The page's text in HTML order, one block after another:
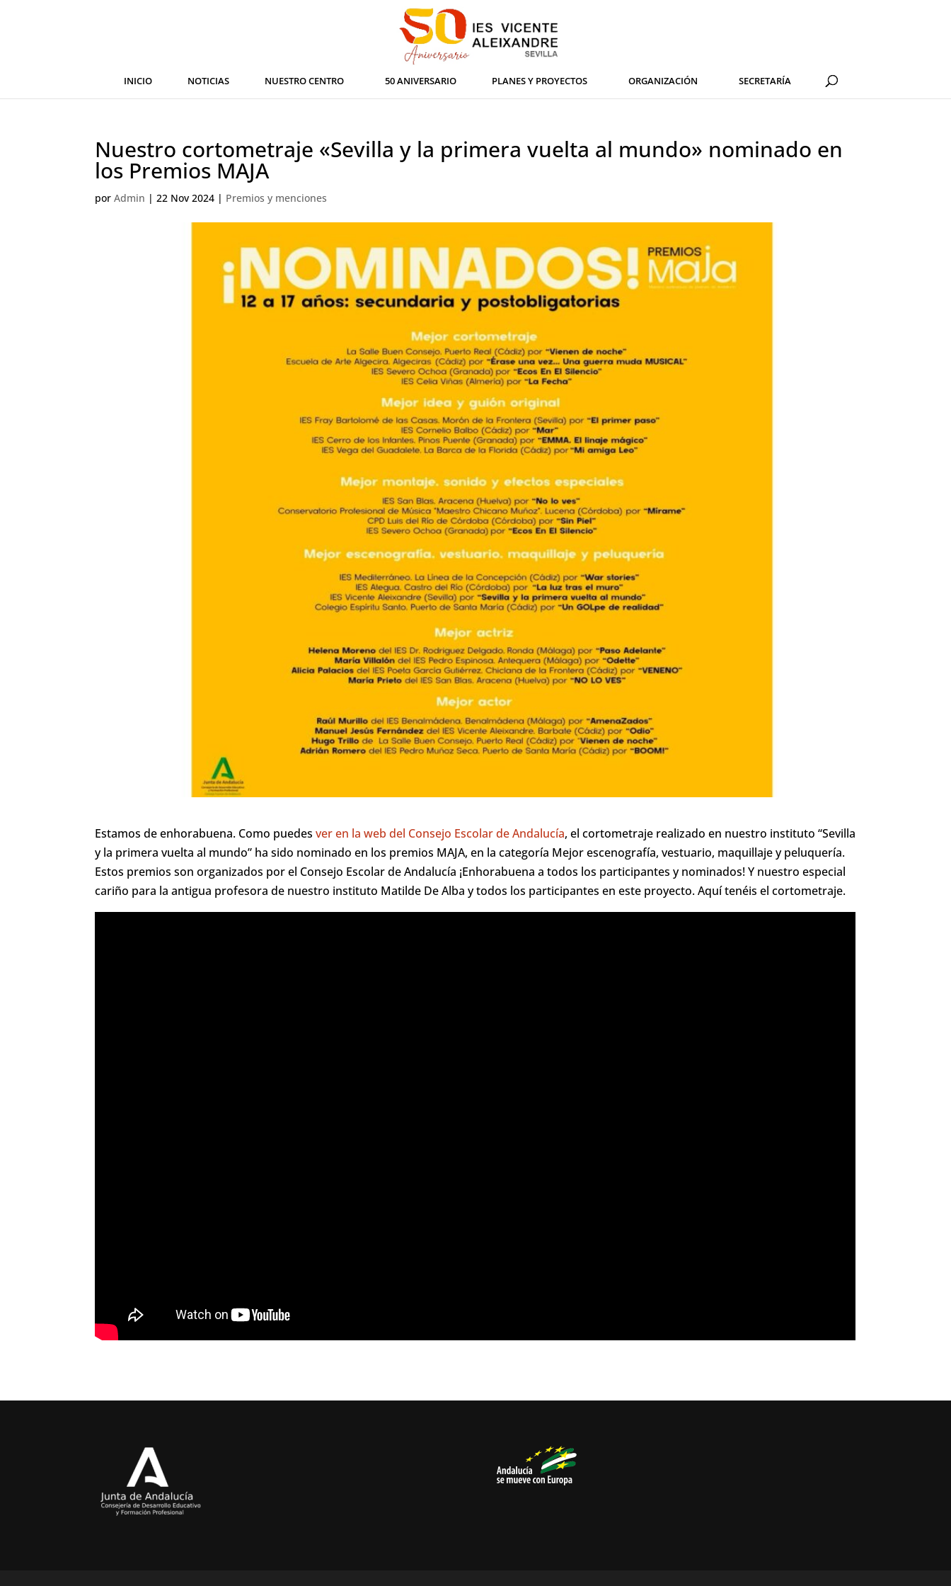
INICIO NOTICIAS NUESTRO CENTRO 50 ANIVERSARIO PLANES Y PROYECTOS ORGANIZACIÓN SECRETARÍA
Nuestro cortometraje «Sevilla y la primera vuelta al mundo» nominado en
los Premios MAJA
porAdmin |22 Nov 2024 | Premios y menciones
Estamos de enhorabuena. Como puedesver en la web del Consejo Escolar de Andalucía, el cortometraje realizado en nuestro instituto “Sevilla
y la primera vuelta al mundo” ha sido nominado en los premios MAJA, en la categoría Mejor escenografía, vestuario, maquillaje y peluquería.
Estos premios son organizados por el Consejo Escolar de Andalucía ¡Enhorabuena a todos los participantes y nominados! Y nuestro especial
cariño para la antigua profesora de nuestro instituto Matilde De Alba y todos los participantes en este proyecto. Aquí tenéis el cortometraje.